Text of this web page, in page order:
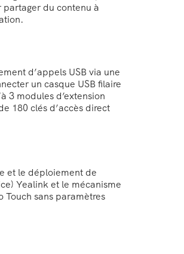
du contenu à
d’appels USB via une
un casque USB filaire
3 modules d’extension
180 clés d’accès direct
et le déploiement de
Yealink et le mécanisme
sans paramètres